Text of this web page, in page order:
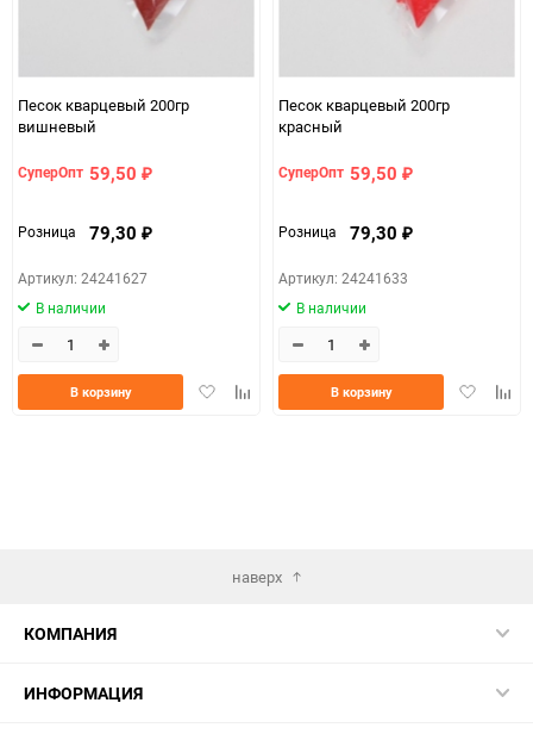
Песок кварцевый 200гр
вишневый
СуперОпт 59,50 ₽
Розница 79,30 ₽
Артикул: 24241627
В наличии
ДобавитьДобавить
В корзину
Песок кварцевый 200гр
красный
СуперОпт 59,50 ₽
Розница 79,30 ₽
Артикул: 24241633
В наличии
Добавить
В корзину
наверх
КОМПАНИЯ
ИНФОРМАЦИЯ